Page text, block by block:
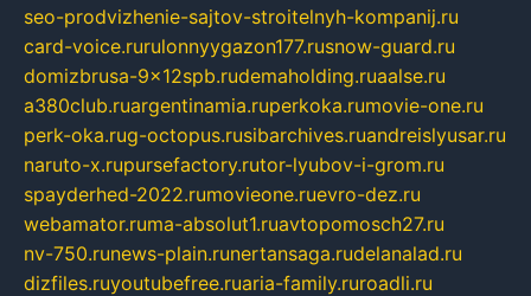
seo-prodvizhenie-sajtov-stroitelnyh-kompanij.ru
card-voice.rurulonnyygazon177.rusnow-guard.ru
domizbrusa-9x12spb.rudemaholding.ruaalse.ru
a380club.ruargentinamia.ruperkoka.rumovie-one.ru
perk-oka.rug-octopus.rusibarchives.ruandreislyusar.ru
naruto-x.rupursefactory.rutor-lyubov-i-grom.ru
spayderhed-2022.rumovieone.ruevro-dez.ru
webamator.ruma-absolut1.ruavtopomosch27.ru
nv-750.runews-plain.runertansaga.rudelanalad.ru
dizfiles.ruyoutubefree.ruaria-family.ruroadli.ru